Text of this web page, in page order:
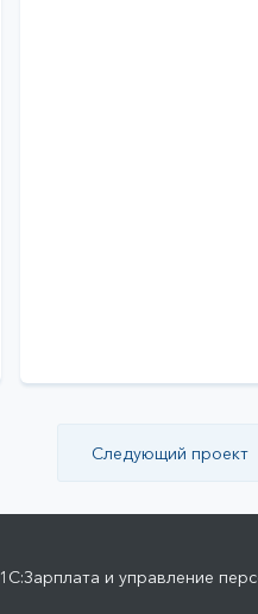
Следующий проект
1С:Зарплата и управление